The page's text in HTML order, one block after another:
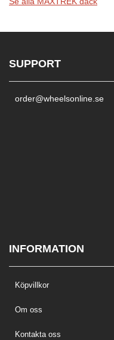
SUPPORT
order@wheelsonline.se
INFORMATION
Köpvillkor
Om oss
Kontakta oss